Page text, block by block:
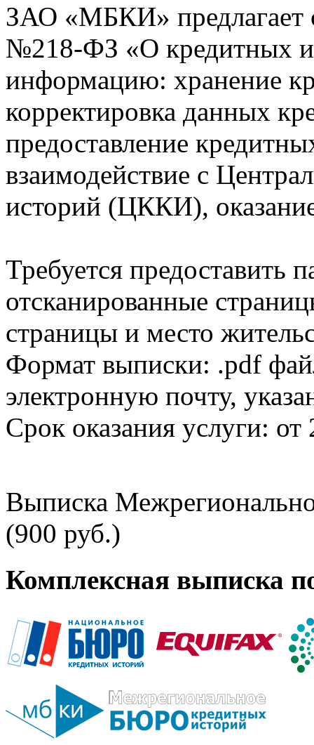
ЗАО «МБКИ» предлагает
№218-ФЗ «О кредитных
информацию: хранение
корректировка данных
предоставление
взаимодействие с
историй (ЦККИ),
Требуется предоставить
отсканированные
страницы и место
Формат выписки: .pdf
электронную почту,
Срок оказания услуги: от
Выписка
(900 руб.)
Комплексная выписка